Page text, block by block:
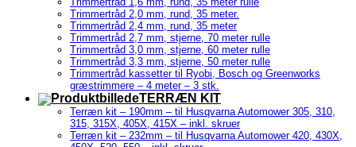
Trimmertråd 2,0 mm, rund, 35 meter.
Trimmertråd 2,4 mm, rund, 35 meter
Trimmertråd 2,7 mm, stjerne, 70 meter rulle
Trimmertråd 3,0 mm, stjerne, 60 meter rulle
Trimmertråd 3,3 mm, stjerne, 50 meter rulle
Trimmertråd kassetter til Ryobi, Bosch og Greenworks
græstrimmere – 4 meter – 3 stk.
TERRÆN KIT
Terræn kit – 190mm – til Husqvarna Automower 305, 310,
315, 315X, 405X, 415X – inkl. skruer
Terræn kit – 232mm – til Husqvarna Automower 420, 430X,